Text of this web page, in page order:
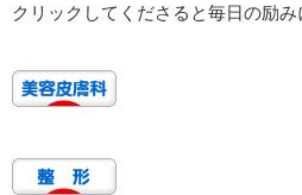
クリックしてくださると毎日の励み